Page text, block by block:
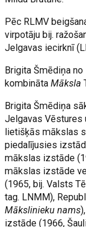
Pēc RLMV
virpotāju bij.
Jelgavas iecirknī
Brigita Šmēdiņa
kombinātaMāksla
Brigita Šmēdiņa
Jelgavas Vēstures
lietišķās mākslas
piedalījusies
mākslas izstāde
mākslas izstāde
(1965, bij. Valsts
tag. LNMM),
Mākslinieku nams
izstāde (1966,